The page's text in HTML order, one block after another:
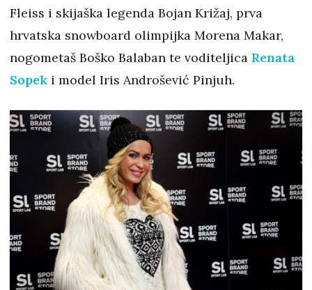
Fleiss i skijaška legenda Bojan Križaj, prva
hrvatska snowboard olimpijka Morena Makar,
nogometaš Boško Balaban te voditeljica Renata
Sopek i model Iris Androšević Pinjuh.